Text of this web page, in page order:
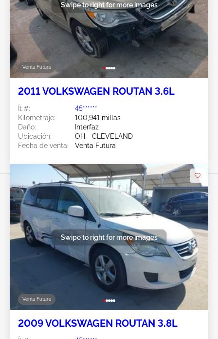
Venta Futura
Swipe to right for more images
2011 VOLKSWAGEN ROUTAN 3.6L
Ít #:
45******
Kilometraje:
100,941 millas
Daño:
Interfaz
Ubicación:
OH - CLEVELAND
Fecha de venta:
Venta Futura
Venta Futura
Swipe to right for more images
2009 VOLKSWAGEN ROUTAN 3.8L